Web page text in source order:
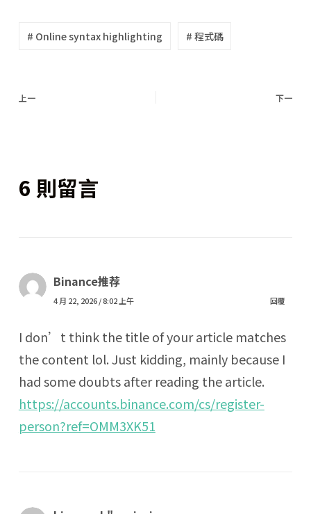
# Online syntax highlighting # 程式碼
上一 下一
6 則留言
Binance推荐
4 月 22, 2026 / 8:02 上午 回覆
I don’t think the title of your article matches
the content lol. Just kidding, mainly because I
had some doubts after reading the article.
https://accounts.binance.com/cs/register-
person?ref=OMM3XK51